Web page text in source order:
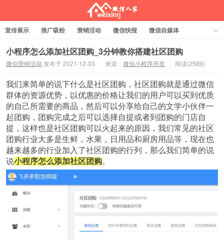
微信人家
宣传展示 推广吸粉 营销活动 微信快报
微信自媒体
电商交易
关于 行业功能 会员管理 小程序
抖音爆店码
抖音潮图
文章赏析 标签云
小程序怎么添加社区团购_3分钟教你搭建社区团购
微信营销活动 发布于 2021-12-03 来源： 微信小程序开发 阅读(2589)
我们来简单的说下什么是社区团购，社区团购就是通过微信
群体的资源优势，以优惠的价格让我们的用户可以买到优质
的自己所需要的商品，然后可以分享给自己的文学小伙伴一
起团购，团购完成之后可以选择自提或者到团购的门店自
提，这样也是社区团购可以火起来的原因，我们常见的社区
团购行业大多是生鲜，水果，日用品和厨房用品等，现在也
越来越多的行业加入了社区团购的行列，那么我们简单的说
说小程序怎么添加社区团购。